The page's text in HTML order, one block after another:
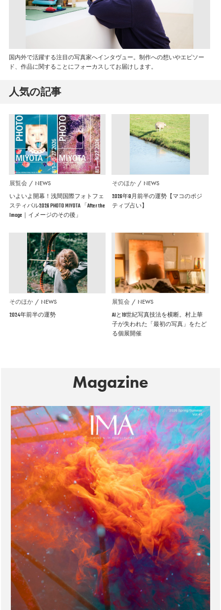
国内外で活躍する注目の写真家へインタヴュー。制作への想いやエピソー
ド、作品に関することにフォーカスしてお届けします。
人気の記事
展覧会 NEWS
いよいよ開幕！浅間国際フォトフェ
スティバル2026 PHOTO MIYOTA 「After the
Image｜イメージのその後」
そのほか NEWS
2026年8月前半の運勢【マコのポジ
ティブ占い】
そのほか NEWS
2024年前半の運勢
展覧会 NEWS
AIと19世紀写真技法を横断。村上華
子が失われた「最初の写真」をたど
る個展開催
Magazine